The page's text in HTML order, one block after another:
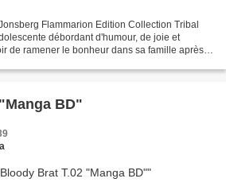
Flammarion Edition Collection Tribal
débordant d'humour, de joie et
de ramener le bonheur dans sa famille après
BD"